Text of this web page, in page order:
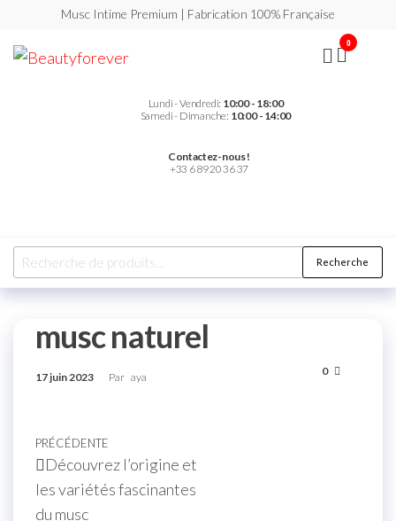
Musc Intime Premium | Fabrication 100% Française
Lundi - Vendredi: 10:00 - 18:00
Samedi - Dimanche: 10:00 - 14:00
Contactez-nous !
+33 6 89 20 36 37
0
Recherche
musc naturel
17 juin 2023 Par aya 0
PRÉCÉDENTE
Découvrez l’origine et
les variétés fascinantes
du musc